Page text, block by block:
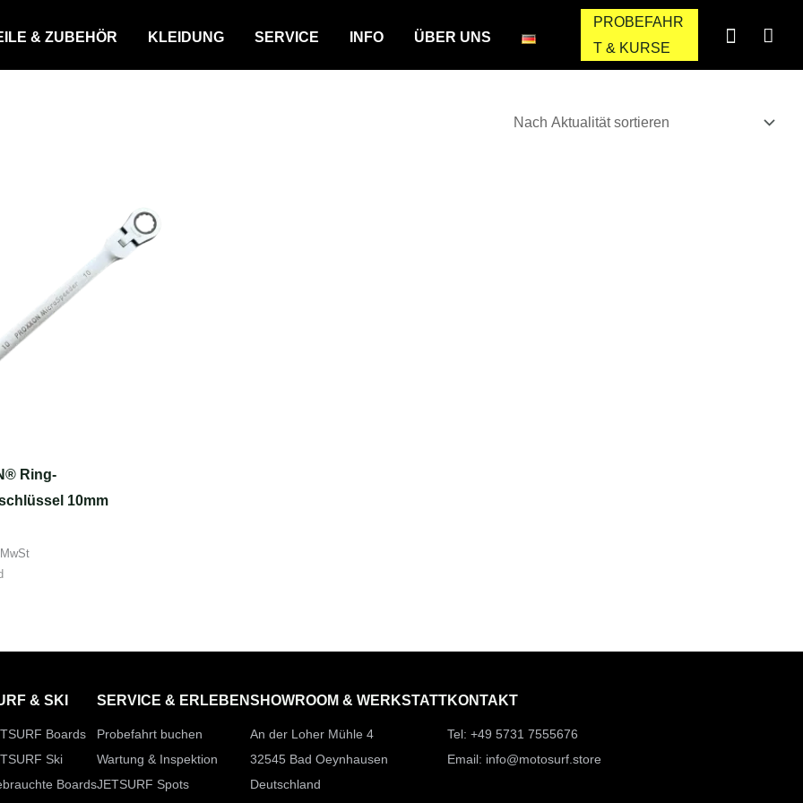
& ZUBEHÖR KLEIDUNG SERVICE INFO ÜBER UNS
PROBEFAHR
T & KURSE
Ring-
10mm
& SKI
Boards
Ski
Boards
SERVICE & ERLEBEN
Probefahrt buchen
Wartung & Inspektion
JETSURF Spots
SHOWROOM & WERKSTATT
An der Loher Mühle 4
32545 Bad Oeynhausen
Deutschland
KONTAKT
Tel: +49 5731 7555676
Email: info@motosurf.store